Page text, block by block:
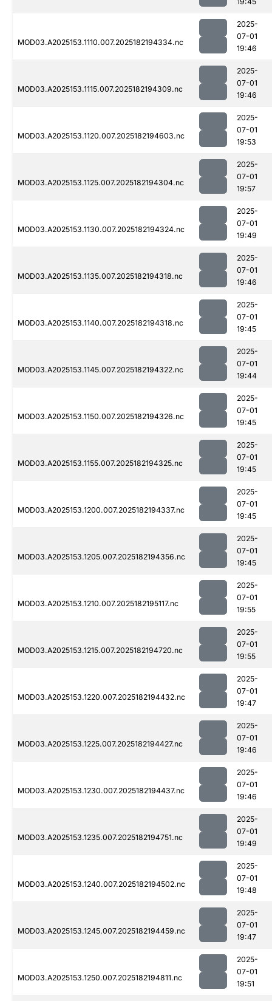
MOD03.A2025153.1110.007.2025182194334.nc
2025-
07-01
19:46
MOD03.A2025153.1115.007.2025182194309.nc
2025-
07-01
19:46
MOD03.A2025153.1120.007.2025182194603.nc
2025-
07-01
19:53
MOD03.A2025153.1125.007.2025182194304.nc
2025-
07-01
19:57
MOD03.A2025153.1130.007.2025182194324.nc
2025-
07-01
19:49
MOD03.A2025153.1135.007.2025182194318.nc
2025-
07-01
19:46
MOD03.A2025153.1140.007.2025182194318.nc
2025-
07-01
19:45
MOD03.A2025153.1145.007.2025182194322.nc
2025-
07-01
19:44
MOD03.A2025153.1150.007.2025182194326.nc
2025-
07-01
19:45
MOD03.A2025153.1155.007.2025182194325.nc
2025-
07-01
19:45
MOD03.A2025153.1200.007.2025182194337.nc
2025-
07-01
19:45
MOD03.A2025153.1205.007.2025182194356.nc
2025-
07-01
19:45
MOD03.A2025153.1210.007.2025182195117.nc
2025-
07-01
19:55
MOD03.A2025153.1215.007.2025182194720.nc
2025-
07-01
19:55
MOD03.A2025153.1220.007.2025182194432.nc
2025-
07-01
19:47
MOD03.A2025153.1225.007.2025182194427.nc
2025-
07-01
19:46
MOD03.A2025153.1230.007.2025182194437.nc
2025-
07-01
19:46
MOD03.A2025153.1235.007.2025182194751.nc
2025-
07-01
19:49
MOD03.A2025153.1240.007.2025182194502.nc
2025-
07-01
19:48
MOD03.A2025153.1245.007.2025182194459.nc
2025-
07-01
19:47
MOD03.A2025153.1250.007.2025182194811.nc
2025-
07-01
19:51